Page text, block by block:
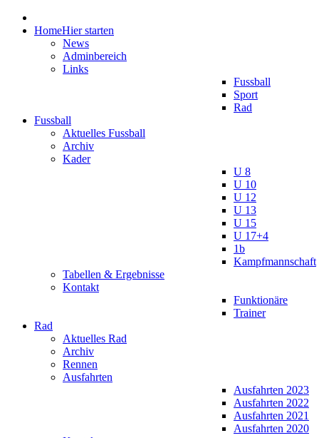
HomeHier starten
News
Adminbereich
Links
Fussball
Sport
Rad
Fussball
Aktuelles Fussball
Archiv
Kader
U 8
U 10
U 12
U 13
U 15
U 17+4
1b
Kampfmannschaft
Tabellen & Ergebnisse
Kontakt
Funktionäre
Trainer
Rad
Aktuelles Rad
Archiv
Rennen
Ausfahrten
Ausfahrten 2023
Ausfahrten 2022
Ausfahrten 2021
Ausfahrten 2020